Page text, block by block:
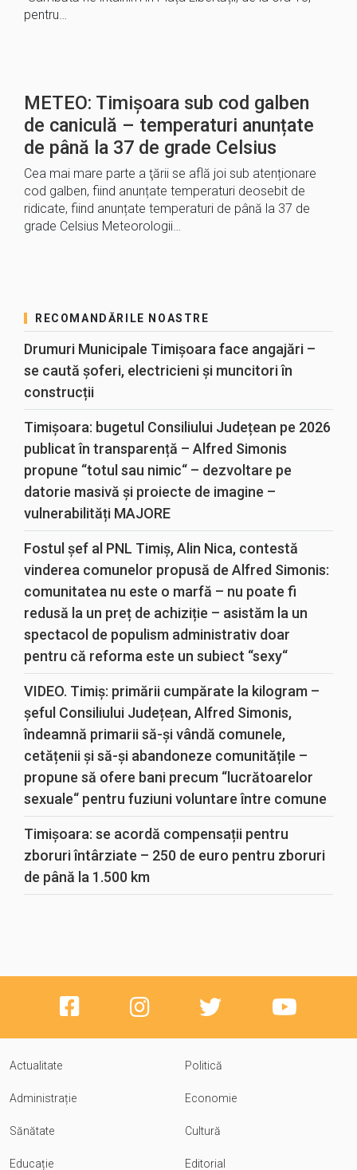
pentru…
METEO: Timișoara sub cod galben
de caniculă – temperaturi anunțate
de până la 37 de grade Celsius
Cea mai mare parte a ţării se află joi sub atenționare
cod galben, fiind anunțate temperaturi deosebit de
ridicate, fiind anunțate temperaturi de până la 37 de
grade Celsius Meteorologii…
RECOMANDĂRILE NOASTRE
Drumuri Municipale Timișoara face angajări –
se caută șoferi, electricieni și muncitori în
construcții
Timișoara: bugetul Consiliului Județean pe 2026
publicat în transparență – Alfred Simonis
propune “totul sau nimic“ – dezvoltare pe
datorie masivă și proiecte de imagine –
vulnerabilități MAJORE
Fostul șef al PNL Timiș, Alin Nica, contestă
vinderea comunelor propusă de Alfred Simonis:
comunitatea nu este o marfă – nu poate fi
redusă la un preț de achiziție – asistăm la un
spectacol de populism administrativ doar
pentru că reforma este un subiect “sexy“
VIDEO. Timiș: primării cumpărate la kilogram –
șeful Consiliului Județean, Alfred Simonis,
îndeamnă primarii să-și vândă comunele,
cetățenii și să-și abandoneze comunitățile –
propune să ofere bani precum “lucrătoarelor
sexuale“ pentru fuziuni voluntare între comune
Timișoara: se acordă compensații pentru
zboruri întârziate – 250 de euro pentru zboruri
de până la 1.500 km
Actualitate Politică
Administrație Economie
Sănătate Cultură
Educație Editorial